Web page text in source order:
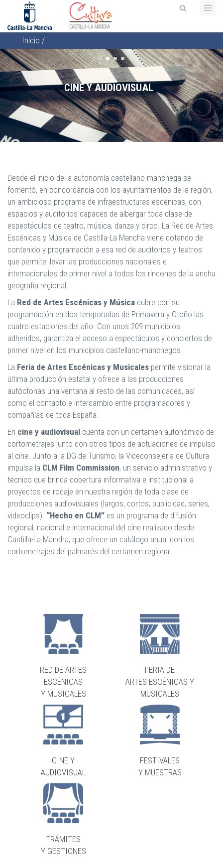
contenido
principal
Sobrescribir
enlaces
de
ayuda
a
la
navegación
Inicio /
CINE Y AUDIOVISUAL
Desde el inicio de la autonomía castellano-manchega se
fomentó, en concordancia con los ayuntamientos de la región,
un ambicioso programa de infraestructuras escénicas, con
espacios y auditorios capaces de albergar toda clase de
espectáculos de teatro, música, danza y circo. La Red de Artes
Escénicas y Música de Castilla-La Mancha viene dotando de
contenido y programación a esa red de auditorios y teatros
que permite llevar las producciones nacionales e
internacionales de primer nivel a todos los rincones de la ancha
geografía regional.
La Red de Artes Escénicas y Música cubre con su
programación en dos temporadas de Primavera y Otoño las
cuatro estaciones del año. Con unos 209 municipios
adheridos, garantiza el acceso a espectáculos y conciertos de
primer nivel en los municipios castellano-manchegos.
La Feria de Artes Escénicas y Musicales permite visionar la
última producción estatal y ofrece a las producciones
autóctonas una ventana al resto de las comunidades, así
como el contacto e intercambio entre programadores y
compañías de toda España.
En cine y audiovisual cuenta con un certamen autonómico de
cortometrajes junto con otros tipos de actuaciones de impulso
al cine. Junto a la DG de Turismo, la Viceconsejería de Cultura
impulsa la CLM Film Commission, un servicio administrativo y
técnico que brinda cobertura informativa e institucional a
proyectos de rodaje en nuestra región de toda clase de
producciones audiovisuales (largos, cortos, publicidad, series,
videoclips). “Hecho en CLM” es un programa de difusión
regional, nacional e internacional del cine realizado desde
Castilla-La Mancha, que ofrece un catálogo anual con los
cortometrajes del palmarés del certamen regional.
RED DE ARTES
ESCÉNICAS
Y MUSICALES
FERIA DE
ARTES ESCÉNICAS Y
MUSICALES
CINE Y
AUDIOVISUAL
FESTIVALES
Y MUESTRAS
TRÁMITES
Y GESTIONES